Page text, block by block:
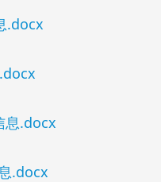
.docx
息.docx
.docx